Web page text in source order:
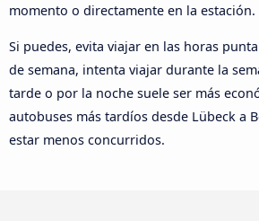
momento o directamente en la estación.
Si puedes, evita viajar en las horas
de semana, intenta viajar durante la
tarde o por la noche suele ser más
autobuses más tardíos desde Lübeck a
estar menos concurridos.